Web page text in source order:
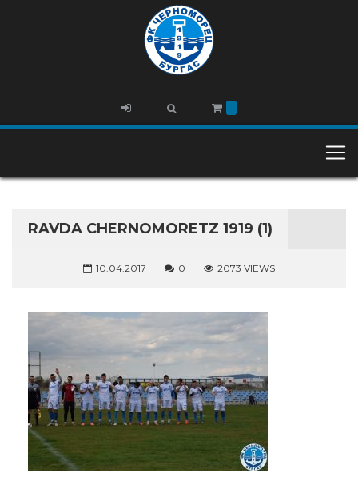
RAVDA CHERNOMORETZ 1919 (1)
10.04.2017 0 2073 VIEWS